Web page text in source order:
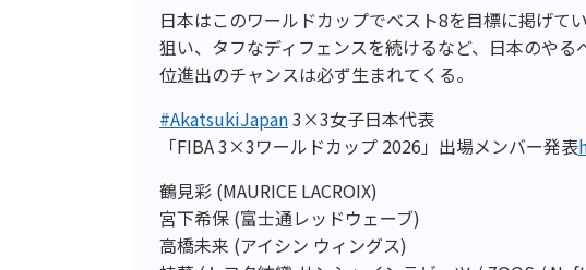
日本はこのワールドカップでベスト8を目標に掲げて
狙い、タフなディフェンスを続けるなど、日本のや
位進出のチャンスは必ず生まれてくる。
#AkatsukiJapan3×3女子日本代表
「FIBA 3×3ワールドカップ 2026」出場メンバー発表
鶴見彩 (MAURICE LACROIX)
宮下希保 (富士通レッドウェーブ)
高橋未来 (アイシン ウィングス)